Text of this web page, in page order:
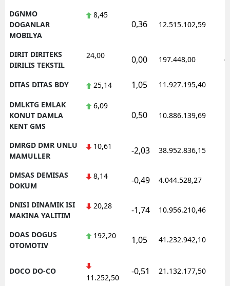
DGNMO
DOGANLAR
MOBILYA
8,45
0,36 12.515.102,59
DIRIT DIRITEKS
DIRILIS TEKSTIL
24,00 0,00 197.448,00
DITAS DITAS BDY 25,14 1,05 11.927.195,40
DMLKTG EMLAK
KONUT DAMLA
KENT GMS
6,09
0,50 10.886.139,69
DMRGD DMR UNLU
MAMULLER
10,61 -2,03 38.952.836,15
DMSAS DEMISAS
DOKUM
8,14 -0,49 4.044.528,27
DNISI DINAMIK ISI
MAKINA YALITIM
20,28 -1,74 10.956.210,46
DOAS DOGUS
OTOMOTIV
192,20 1,05 41.232.942,10
DOCO DO-CO
11.252,50
-0,51 21.132.177,50